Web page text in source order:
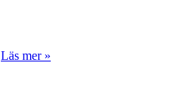
Läs mer »